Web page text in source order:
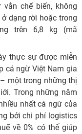
chế biến, không
dạng rời hoặc trong
trên 6,8 kg (mã
thực sự được miễn
cá ngừ Việt Nam gia
một trong những thị
Trong những năm
nhất cá ngừ của
bởi chi phí logistics
về 0% có thể giúp